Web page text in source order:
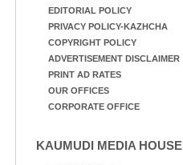
EDITORIAL POLICY
PRIVACY POLICY-KAZHCHA
COPYRIGHT POLICY
ADVERTISEMENT DISCLAIMER
PRINT AD RATES
OUR OFFICES
CORPORATE OFFICE
KAUMUDI MEDIA HOUSE